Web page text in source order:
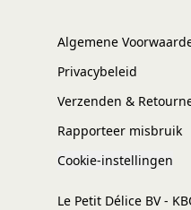
Algemene
Privacybeleid
Verzenden &
Rapporteer misbruik
Cookie-instellingen
Le Petit Délice BV -